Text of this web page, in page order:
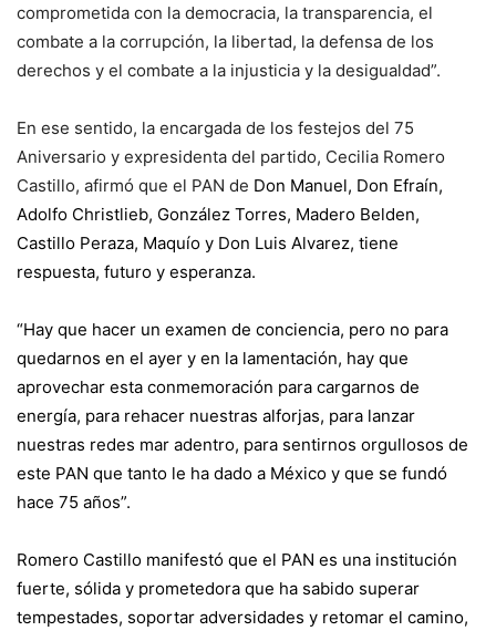
comprometida con la democracia, la transparencia, el
combate a la corrupción, la libertad, la defensa de los
derechos y el combate a la injusticia y la desigualdad”.
En ese sentido, la encargada de los festejos del 75
Aniversario y expresidenta del partido, Cecilia Romero
Castillo, afirmó que el PAN de Don Manuel, Don Efraín,
Adolfo Christlieb, González Torres, Madero Belden,
Castillo Peraza, Maquío y Don Luis Alvarez, tiene
respuesta, futuro y esperanza.
“Hay que hacer un examen de conciencia, pero no para
quedarnos en el ayer y en la lamentación, hay que
aprovechar esta conmemoración para cargarnos de
energía, para rehacer nuestras alforjas, para lanzar
nuestras redes mar adentro, para sentirnos orgullosos de
este PAN que tanto le ha dado a México y que se fundó
hace 75 años”.
Romero Castillo manifestó que el PAN es una institución
fuerte, sólida y prometedora que ha sabido superar
tempestades, soportar adversidades y retomar el camino,